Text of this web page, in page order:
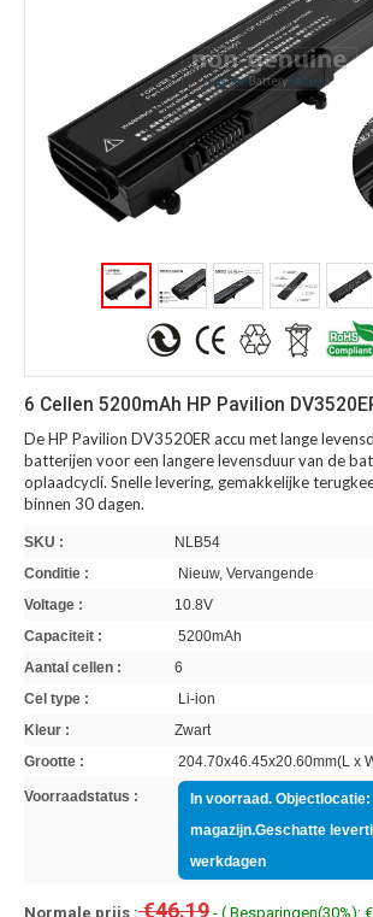
6 Cellen 5200mAh HP Pavilion
De HP Pavilion DV3520ER accu met lange
batterijen voor een langere levensduur van de
oplaadcycli. Snelle levering, gemakkelijke
binnen 30 dagen.
SKU :
NLB54
Conditie :
Nieuw, Vervangende
Voltage :
10.8V
Capaciteit :
5200mAh
Aantal cellen :
6
Cel type :
Li-ion
Kleur :
Zwart
Grootte :
204.70x46.45x20.60mm(L x
Voorraadstatus :
In voorraad. Objectlocatie:
magazijn.Geschatte
werkdagen
Normale prijs :€46.19 - ( Besparingen(30%):